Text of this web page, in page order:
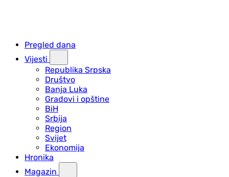
Pregled dana
Vijesti
Republika Srpska
Društvo
Banja Luka
Gradovi i opštine
BiH
Srbija
Region
Svijet
Ekonomija
Hronika
Magazin